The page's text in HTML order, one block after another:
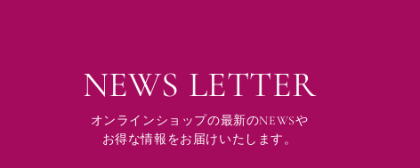
NEWS LETTER
オンラインショップの最新のNEWSや
お得な情報をお届けいたします。